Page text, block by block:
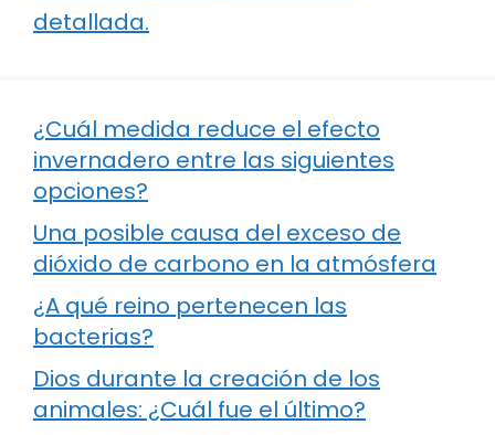
detallada.
¿Cuál medida reduce el efecto
invernadero entre las siguientes
opciones?
Una posible causa del exceso de
dióxido de carbono en la atmósfera
¿A qué reino pertenecen las
bacterias?
Dios durante la creación de los
animales: ¿Cuál fue el último?